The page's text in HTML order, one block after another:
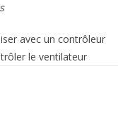
avec un contrôleur
le ventilateur
Support de